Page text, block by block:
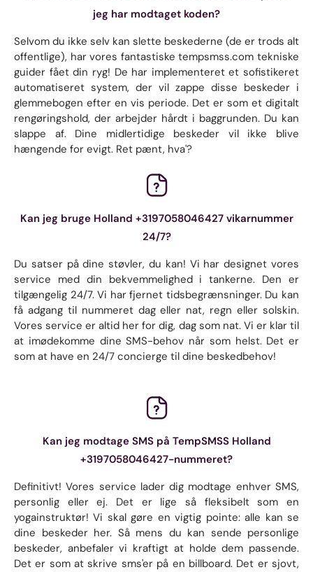
jeg har modtaget koden?
Selvom du ikke selv kan slette beskederne (de er trods alt
offentlige), har vores fantastiske tempsmss.com tekniske
guider fået din ryg! De har implementeret et sofistikeret
automatiseret system, der vil zappe disse beskeder i
glemmebogen efter en vis periode. Det er som et digitalt
rengøringshold, der arbejder hårdt i baggrunden. Du kan
slappe af. Dine midlertidige beskeder vil ikke blive
hængende for evigt. Ret pænt, hva'?
Kan jeg bruge Holland +3197058046427 vikarnummer
24/7?
Du satser på dine støvler, du kan! Vi har designet vores
service med din bekvemmelighed i tankerne. Den er
tilgængelig 24/7. Vi har fjernet tidsbegrænsninger. Du kan
få adgang til nummeret dag eller nat, regn eller solskin.
Vores service er altid her for dig, dag som nat. Vi er klar til
at imødekomme dine SMS-behov når som helst. Det er
som at have en 24/7 concierge til dine beskedbehov!
Kan jeg modtage SMS på TempSMSS Holland
+3197058046427-nummeret?
Definitivt! Vores service lader dig modtage enhver SMS,
personlig eller ej. Det er lige så fleksibelt som en
yogainstruktør! Vi skal gøre en vigtig pointe: alle kan se
dine beskeder her. Så mens du kan sende personlige
beskeder, anbefaler vi kraftigt at holde dem passende.
Det er som at skrive sms'er på en billboard. Det er sjovt,